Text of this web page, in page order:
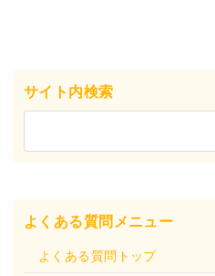
サイト内検索
よくある質問メニュー
よくある質問トップ